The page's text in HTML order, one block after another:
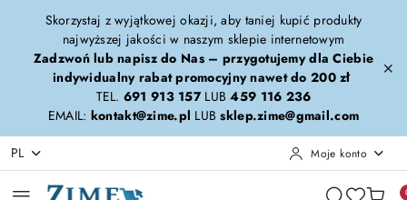
Przejdź do treści głównej
Przejdź do wyszukiwarki
Przejdź do moje konto
Przejdź do menu głównego
Przejdź do opisu produktu
Przejdź do stopki
Skorzystaj z wyjątkowej okazji, aby taniej kupić produkty
najwyższej jakości w naszym sklepie internetowym
Zadzwoń lub napisz do Nas – przygotujemy dla Ciebie
indywidualny rabat promocyjny nawet do 200 zł
TEL. 691 913 157LUB459 116 236
EMAIL: kontakt@zime.pl LUBsklep.zime@gmail.com
PL Moje konto